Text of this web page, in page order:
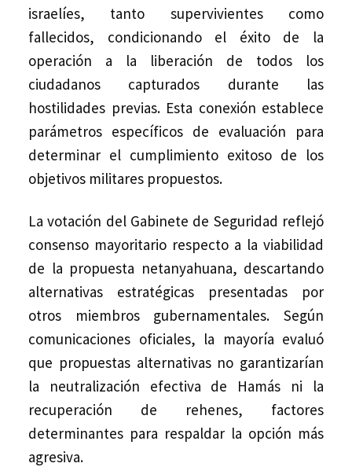
israelíes, tanto supervivientes como
fallecidos, condicionando el éxito de la
operación a la liberación de todos los
ciudadanos capturados durante las
hostilidades previas. Esta conexión establece
parámetros específicos de evaluación para
determinar el cumplimiento exitoso de los
objetivos militares propuestos.
La votación del Gabinete de Seguridad reflejó
consenso mayoritario respecto a la viabilidad
de la propuesta netanyahuana, descartando
alternativas estratégicas presentadas por
otros miembros gubernamentales. Según
comunicaciones oficiales, la mayoría evaluó
que propuestas alternativas no garantizarían
la neutralización efectiva de Hamás ni la
recuperación de rehenes, factores
determinantes para respaldar la opción más
agresiva.